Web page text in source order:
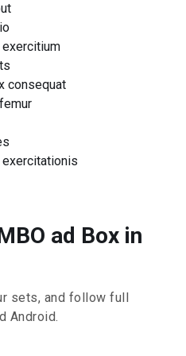
consequat
ad Box in
sets, and follow full
Android.